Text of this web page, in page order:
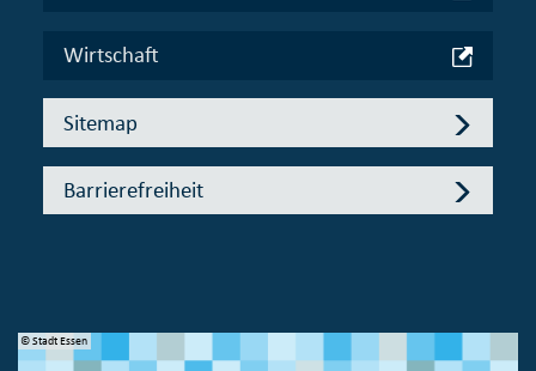
Wirtschaft
Sitemap
Barrierefreiheit
© Stadt Essen